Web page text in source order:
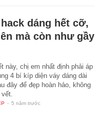
dáng hết cỡ,
mà còn như gầy
này, chị em nhất định phải áp
4 bí kíp diện váy dáng dài
đây để đẹp hoàn hảo, không
- 5 năm trước